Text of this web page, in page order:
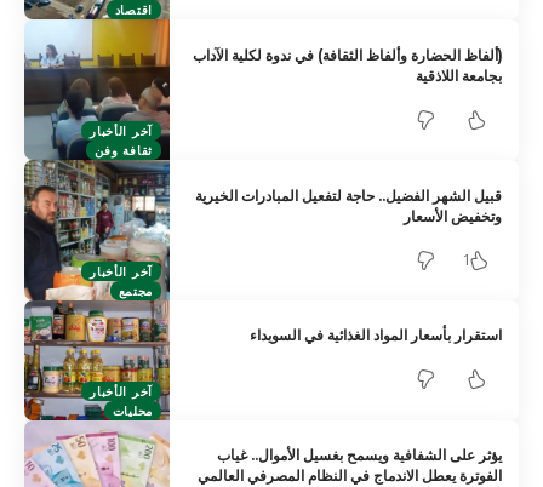
اقتصاد
آخر الأخبار
ثقافة وفن
(ألفاظ الحضارة وألفاظ الثقافة) في ندوة لكلية الآداب
بجامعة اللاذقية
آخر الأخبار
مجتمع
قبيل الشهر الفضيل.. حاجة لتفعيل المبادرات الخيرية
وتخفيض الأسعار
1
آخر الأخبار
محليات
استقرار بأسعار المواد الغذائية في السويداء
يؤثر على الشفافية ويسمح بغسيل الأموال.. غياب
الفوترة يعطل الاندماج في النظام المصرفي العالمي